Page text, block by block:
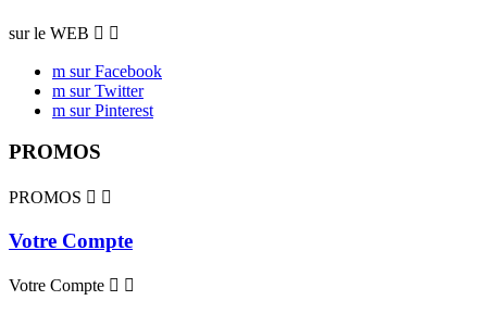
sur le WEB  
m sur Facebook
m sur Twitter
m sur Pinterest
PROMOS
PROMOS  
Votre Compte
Votre Compte  